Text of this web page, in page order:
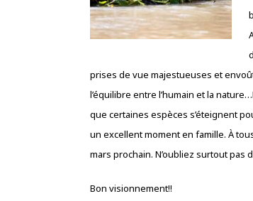
prises de vue majestueuses et
l’équilibre entre l’humain et la
que certaines espèces s’éteignent
un excellent moment en famille. À
mars prochain. N’oubliez surtout pas
Bon visionnement!!